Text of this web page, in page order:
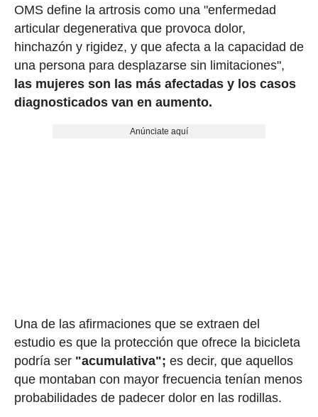
OMS define la artrosis como una "enfermedad
articular degenerativa que provoca dolor,
hinchazón y rigidez, y que afecta a la capacidad de
una persona para desplazarse sin limitaciones",
las mujeres son las más afectadas y los casos
diagnosticados van en aumento.
Anúnciate aquí
Una de las afirmaciones que se extraen del
estudio es que la protección que ofrece la bicicleta
podría ser "acumulativa"; es decir, que aquellos
que montaban con mayor frecuencia tenían menos
probabilidades de padecer dolor en las rodillas.